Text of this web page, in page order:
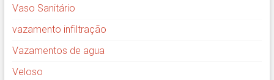
Vaso Sanitário
vazamento infiltração
Vazamentos de agua
Veloso